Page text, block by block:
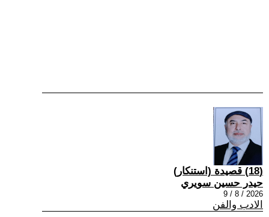
(18) قصيدة (استنكار)
حيدر حسين سويري
2026 / 8 / 9
الادب والفن